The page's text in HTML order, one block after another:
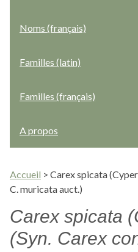
Noms (français)
Familles (latin)
Familles (français)
A propos
Accueil > Carex spicata
C. muricata auct.)
Carex spicata
(Syn. Carex